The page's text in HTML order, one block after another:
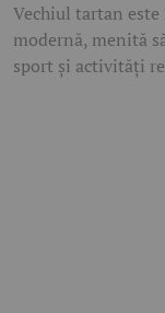
Vechiul tartan
modernă, menită
sport și activități